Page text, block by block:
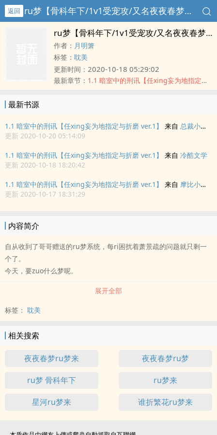
返回 ru梦【骨科年下/1v1受宠攻/又名夜夜春梦ru梦来】
ru梦【骨科年下/1v1受宠攻/又名夜夜春梦ru梦来】
作者： 月明箫
标签： 耽美
更新时间： 2020-10-18 05:29:02
最新章节： 1.1 暗室中的刑讯【任xing妄为地指定与折磨 ver.1】
最新书源
1.1 暗室中的刑讯【任xing妄为地指定与折磨 ver.1】 来自 总裁小说网
更新 2020-10-20 05:14:09
1.1 暗室中的刑讯【任xing妄为地指定与折磨 ver.1】 来自 冷酷文学
更新 2020-10-18 18:20:42
1.1 暗室中的刑讯【任xing妄为地指定与折磨 ver.1】 来自 摩比小說網
更新 2020-10-17 18:31:29
内容简介
自从收到了哥哥赠送的ru梦系统，每ri困扰着萧景疏的问题就只剩一
个了。
今天，要zuo什么梦呢。
发出后才知dao不能编辑……
虽然发文第一天就这样无限期断更不太好，但是……为了彩dan考虑，
展开全部
标签： 耽美
相关搜索
夜夜春梦ru梦来 夜夜春梦ru梦
ru梦 骨科年下 ru梦来
星河ru梦来 谁折繁花ru梦来